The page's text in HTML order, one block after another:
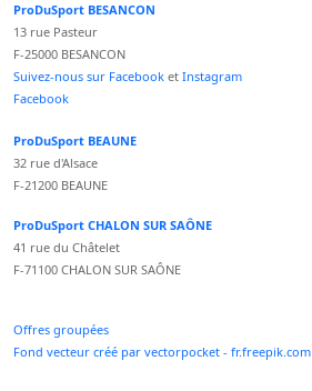
ProDuSport BESANCON
13 rue Pasteur
F-25000 BESANCON
Suivez-nous sur Facebook et Instagram
Facebook
ProDuSport BEAUNE
32 rue d'Alsace
F-21200 BEAUNE
ProDuSport CHALON SUR SAÔNE
41 rue du Châtelet
F-71100 CHALON SUR SAÔNE
Offres groupées
Fond vecteur créé par vectorpocket - fr.freepik.com